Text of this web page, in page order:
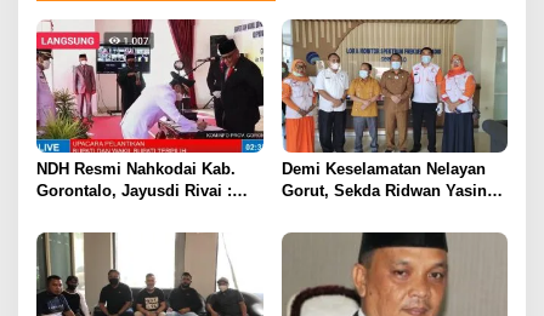
NDH Resmi Nahkodai Kab.
Gorontalo, Jayusdi Rivai :
Demi Keselamatan Nelayan
Gorut, Sekda Ridwan Yasin